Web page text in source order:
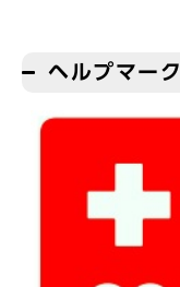
ヘルプマーク